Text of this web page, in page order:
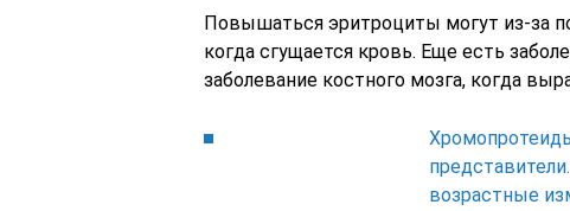
Повышаться эритроциты могут из-за
когда сгущается кровь. Еще есть
заболевание костного мозга, когда
возрастные